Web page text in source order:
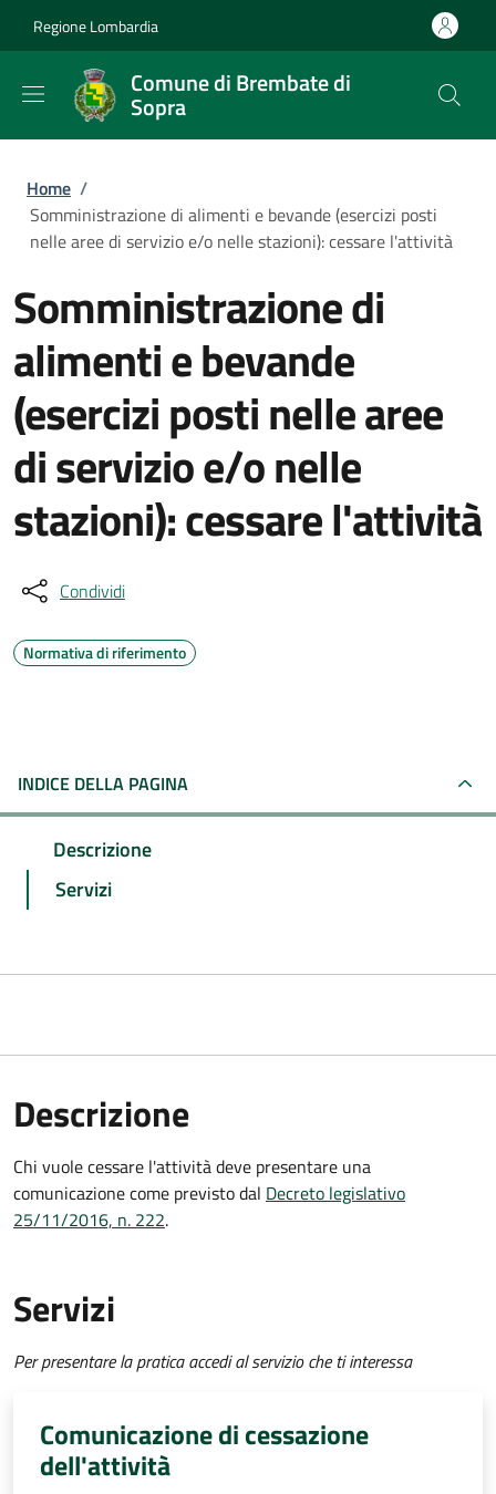
Regione Lombardia
Comune di Brembate di
Sopra
Briciole di pane
Home /
Somministrazione di alimenti e bevande (esercizi posti
nelle aree di servizio e/o nelle stazioni): cessare l'attività
Somministrazione di
alimenti e bevande
(esercizi posti nelle aree
di servizio e/o nelle
stazioni): cessare l'attività
Condividi
Normativa di riferimento
INDICE DELLA PAGINA
Descrizione
Servizi
Descrizione
Chi vuole cessare l'attività deve presentare una
comunicazione come previsto dal Decreto legislativo
25/11/2016, n. 222.
Servizi
Per presentare la pratica accedi al servizio che ti interessa
Comunicazione di cessazione
dell'attività